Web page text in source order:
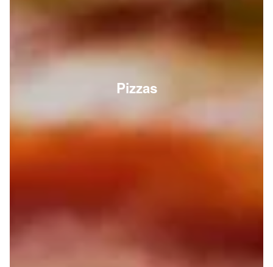
Pizzas